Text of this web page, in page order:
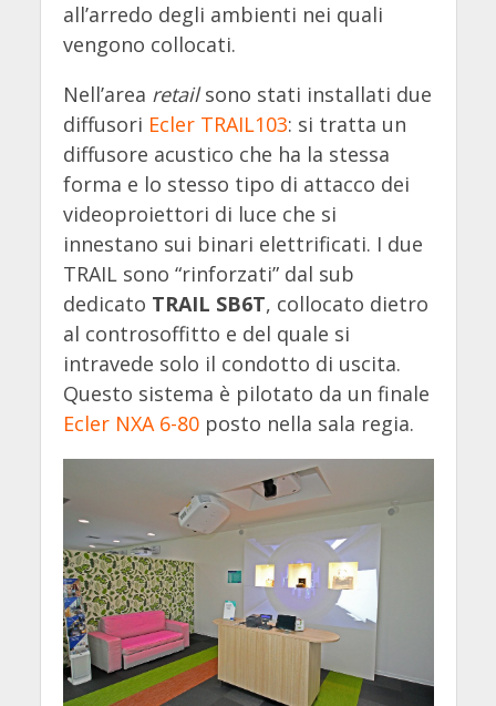
all’arredo degli ambienti nei quali
vengono collocati.
Nell’area retailsono stati installati due
diffusori Ecler TRAIL103: si tratta un
diffusore acustico che ha la stessa
forma e lo stesso tipo di attacco dei
videoproiettori di luce che si
innestano sui binari elettrificati. I due
TRAIL sono “rinforzati” dal sub
dedicato TRAIL SB6T, collocato dietro
al controsoffitto e del quale si
intravede solo il condotto di uscita.
Questo sistema è pilotato da un finale
Ecler NXA 6-80posto nella sala regia.